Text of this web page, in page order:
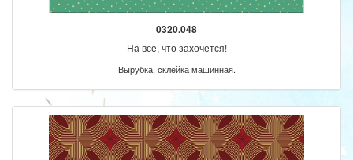
0320.048
На все, что захочется!
Вырубка, склейка машинная.